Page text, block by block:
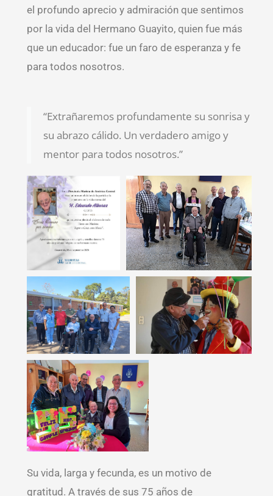
el profundo aprecio y admiración que sentimos
por la vida del Hermano Guayito, quien fue más
que un educador: fue un faro de esperanza y fe
para todos nosotros.
“Extrañaremos profundamente su sonrisa y
su abrazo cálido. Un verdadero amigo y
mentor para todos nosotros.”
Su vida, larga y fecunda, es un motivo de
gratitud. A través de sus 75 años de